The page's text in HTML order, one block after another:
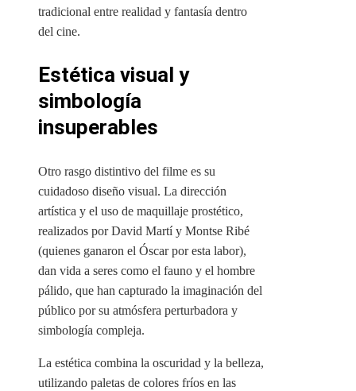
tradicional entre realidad y fantasía dentro
del cine.
Estética visual y
simbología
insuperables
Otro rasgo distintivo del filme es su
cuidadoso diseño visual. La dirección
artística y el uso de maquillaje prostético,
realizados por David Martí y Montse Ribé
(quienes ganaron el Óscar por esta labor),
dan vida a seres como el fauno y el hombre
pálido, que han capturado la imaginación del
público por su atmósfera perturbadora y
simbología compleja.
La estética combina la oscuridad y la belleza,
utilizando paletas de colores fríos en las